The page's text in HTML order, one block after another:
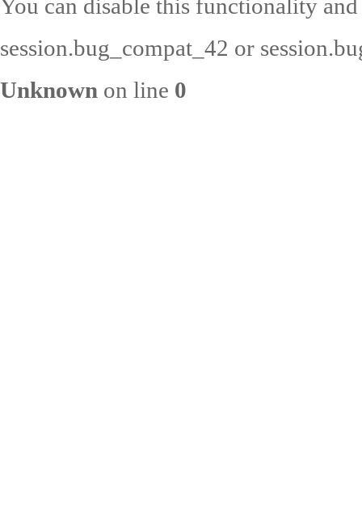
You can disable this functionality
session.bug_compat_42 or
Unknown on line 0